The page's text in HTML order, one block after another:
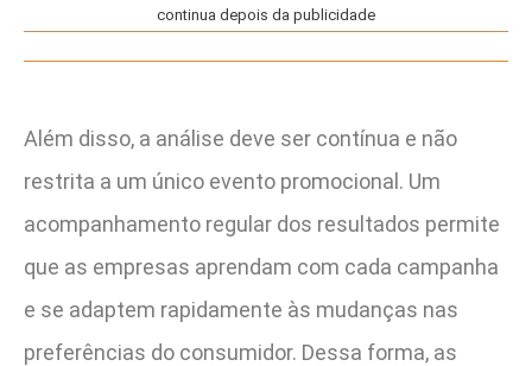
continua depois da publicidade
Além disso, a análise deve ser contínua e não
restrita a um único evento promocional. Um
acompanhamento regular dos resultados permite
que as empresas aprendam com cada campanha
e se adaptem rapidamente às mudanças nas
preferências do consumidor. Dessa forma, as